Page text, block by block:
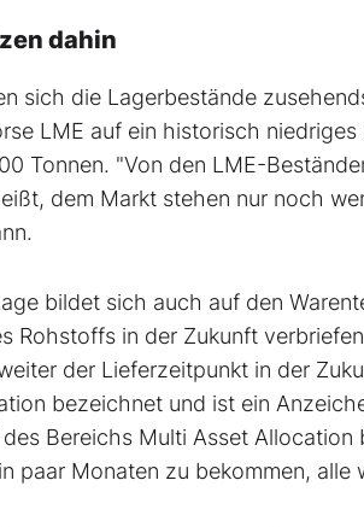
dahin
sich die Lagerbestände
LME auf ein historisch
Tonnen. "Von den LME-
dem Markt stehen nur noch
bildet sich auch auf den
Rohstoffs in der Zukunft
der Lieferzeitpunkt in der
bezeichnet und ist ein
Bereichs Multi Asset
paar Monaten zu bekommen, alle